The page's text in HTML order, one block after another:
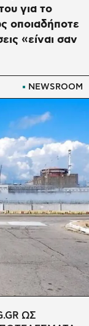
NEWSROOM
για το
οποιαδήποτε
«είναι σαν
ΩΣ